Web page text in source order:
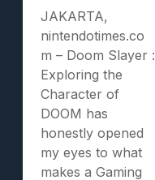
JAKARTA,
nintendotimes.co
m – Doom Slayer :
Exploring the
Character of
DOOM has
honestly opened
my eyes to what
makes a Gaming